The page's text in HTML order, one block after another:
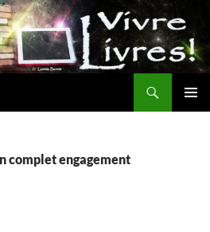
complet engagement